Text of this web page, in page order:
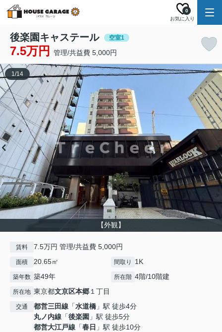
お気に入り
0
後楽園キャステール 空室1
7.5万円 管理/共益費 5,000円
【外観】
1/14
賃料 7.5万円 管理/共益費 5,000円
面積 20.65㎡ 間取り 1K
築年数 築49年 所在階 4階/10階建
所在地 東京都文京区本郷１丁目
交通 都営三田線 「水道橋 」駅 徒歩4分
丸ノ内線 「後楽園 」駅 徒歩5分
都営大江戸線 「春日 」駅 徒歩10分